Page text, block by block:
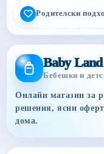
Родителски
Baby Land
Бебешки и
Онлайн магазин за
решения, ясни
дома.